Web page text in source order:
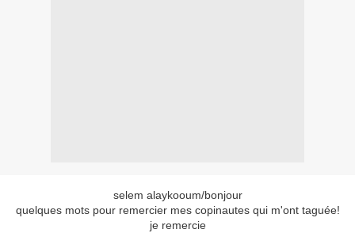
selem alaykooum/bonjour
quelques mots pour remercier mes copinautes qui m'ont taguée!
je remercie